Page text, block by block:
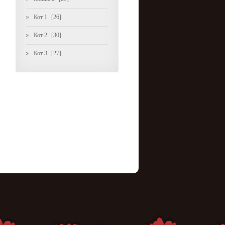
Кот 1 [26]
Кот 2 [30]
Кот 3 [27]